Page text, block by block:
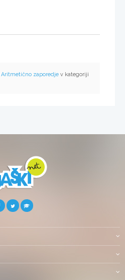
Aritmetično zaporedje v kategoriji